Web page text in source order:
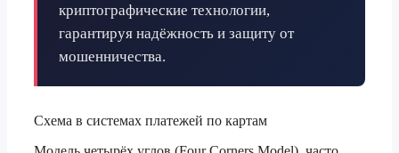
криптографические технологии,
гарантируя надёжность и защиту от
мошенничества.
Схема в системах платежей по картам